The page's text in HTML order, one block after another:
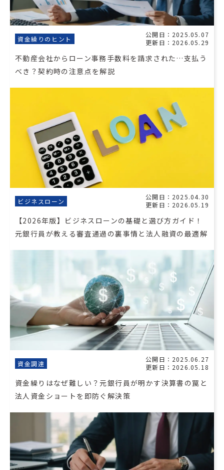
資金繰りのヒント
公開日：2025.05.07
更新日：2026.05.29
不動産会社からローン事務手数料を請求された…支払う
べき？契約時の注意点を解説
ビジネスローン
公開日：2025.04.30
更新日：2026.05.19
【2026年版】ビジネスローンの基礎と選び方ガイド！
元銀行員が教える審査通過の裏事情と法人融資の最適解
資金調達
公開日：2025.06.27
更新日：2026.05.18
資金繰りはなぜ難しい？元銀行員が明かす決算書の罠と
法人資金ショートを即防ぐ解決策